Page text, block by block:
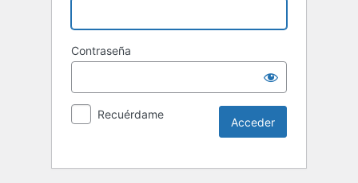
Contraseña
Recuérdame